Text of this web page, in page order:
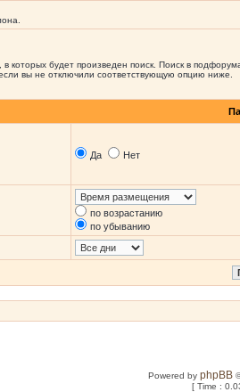
будет произведен поиск. Поиск в
вы не отключили соответствующую опцию ниже.
Да Нет
по возрастанию
по убыванию
Powered byphpBB
[ Time :